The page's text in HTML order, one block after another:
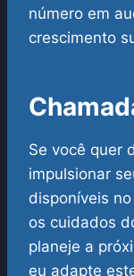
número em
crescimento
Se você quer
impulsionar
disponíveis no
os cuidados
planeje a
eu adapte